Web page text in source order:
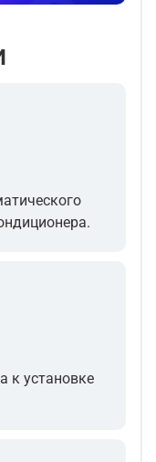
к установке